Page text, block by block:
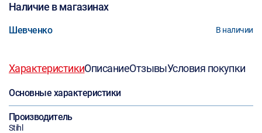
Наличие в магазинах
Шевченко В наличии
ХарактеристикиОписаниеОтзывыУсловия покупки
Основные характеристики
Производитель
Stihl